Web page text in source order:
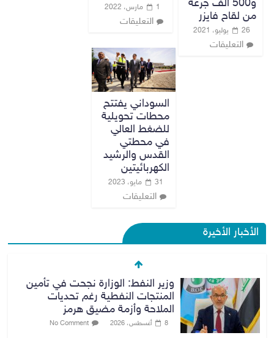
و500 ألف جرعة
من لقاح فايزر
26 يوليو، 2021
التعليقات
1 مارس، 2022
التعليقات
السوداني يفتتح
محطات تحويلية
للضغط العالي
في محطتي
القدس والرشيد
الكهربائيتين
31 مايو، 2023
التعليقات
الأخبار الأخيرة
وزير النفط: الوزارة نجحت في تأمين
المنتجات النفطية رغم تحديات
الملاحة وأزمة مضيق هرمز
8 أغسطس، 2026 No Comment